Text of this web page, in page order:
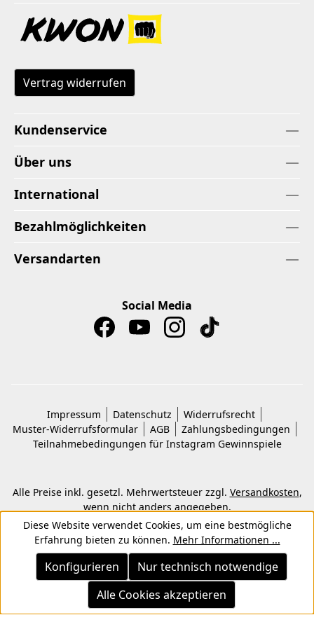
Vertrag widerrufen
Kundenservice
Über uns
International
Bezahlmöglichkeiten
Versandarten
Social Media
Impressum Datenschutz
Widerrufsrecht
Muster-Widerrufsformular
AGB
Zahlungsbedingungen
Teilnahmebedingungen für Instagram Gewinnspiele
Alle Preise inkl. gesetzl. Mehrwertsteuer zzgl. Versandkosten,
wenn nicht anders angegeben.
© 2026 Copyright © Kwon KG. Alle Rechte vorbehalten.
Diese Website verwendet Cookies, um eine bestmögliche
Erfahrung bieten zu können. Mehr Informationen ...
Nur technisch notwendige
Konfigurieren
Alle Cookies akzeptieren